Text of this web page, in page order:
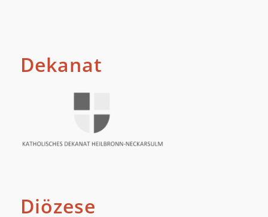
Dekanat
Diözese